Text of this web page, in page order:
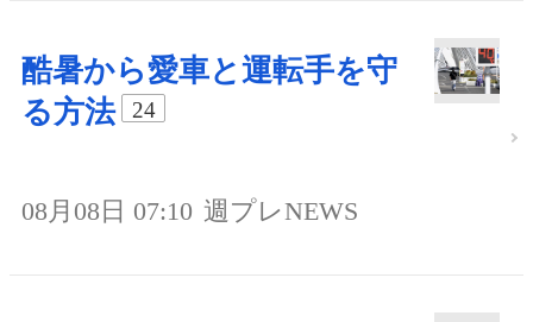
酷暑から愛車と運転手を守
る方法
24
08月08日 07:10 週プレNEWS